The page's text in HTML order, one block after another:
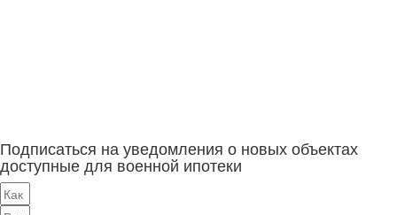
Подписаться на уведомления о новых объектах
доступные для военной ипотеки